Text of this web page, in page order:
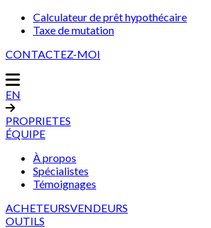
Calculateur de prêt hypothécaire
Taxe de mutation
CONTACTEZ-MOI
EN
PROPRIETES
ÉQUIPE
À propos
Spécialistes
Témoignages
ACHETEURSVENDEURS
OUTILS